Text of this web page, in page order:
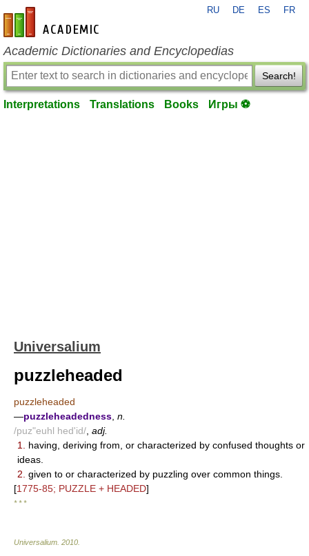
en-academic.com
RU DE ES FR
Academic Dictionaries and Encyclopedias
Search!
Interpretations Translations Books Игры ⚽
Universalium
puzzleheaded
puzzleheaded
—puzzleheadedness n.
/puz"euhl hed'id/ adj.
1.
having, deriving from, or characterized by confused thoughts or
ideas.
2. given to or characterized by puzzling over common things.
[1775-85; PUZZLE + HEADED]
* * *
Universalium 2010